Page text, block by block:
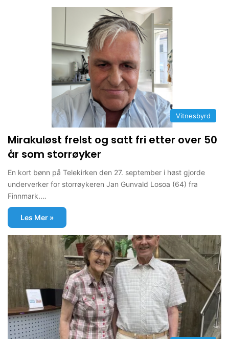
Vitnesbyrd
Mirakuløst frelst og satt fri etter over 50
år som storrøyker
En kort bønn på Telekirken den 27. september i høst gjorde
underverker for storrøykeren Jan Gunvald Losoa (64) fra
Finnmark.…
Les Mer »